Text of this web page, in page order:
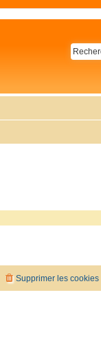
Supprimer les cookies